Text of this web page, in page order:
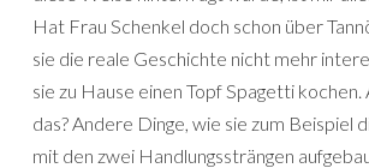
Hat Frau Schenkel doch schon über
sie die reale Geschichte nicht mehr
sie zu Hause einen Topf Spagetti kochen.
das? Andere Dinge, wie sie zum Beispiel
mit den zwei Handlungssträngen